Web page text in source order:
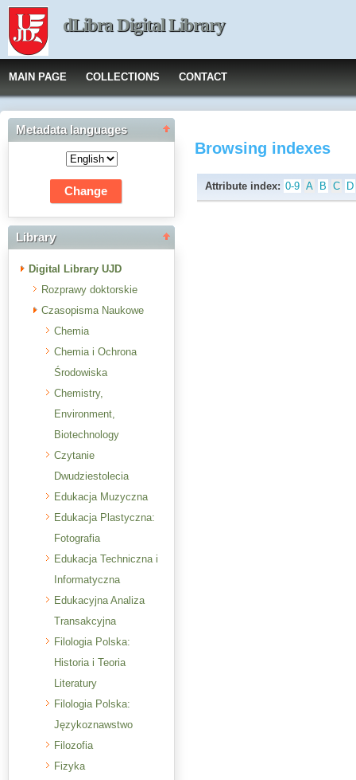
dLibra Digital Library
MAIN PAGE COLLECTIONS CONTACT
Metadata languages
Library
Digital Library UJD
Rozprawy doktorskie
Czasopisma Naukowe
Chemia
Chemia i Ochrona
Środowiska
Chemistry,
Environment,
Biotechnology
Czytanie
Dwudziestolecia
Edukacja Muzyczna
Edukacja Plastyczna:
Fotografia
Edukacja Techniczna i
Informatyczna
Edukacyjna Analiza
Transakcyjna
Filologia Polska:
Historia i Teoria
Literatury
Filologia Polska:
Językoznawstwo
Filozofia
Fizyka
Browsing indexes
Attribute index: 0-9 A B C D